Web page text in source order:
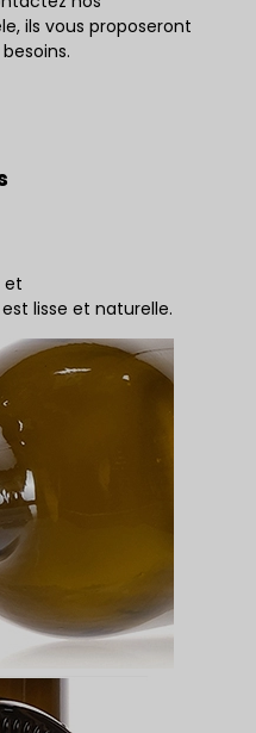
ils vous proposeront
et
lisse et naturelle.